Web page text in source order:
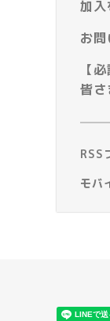
加
お
【
皆さ
RSS
モバ